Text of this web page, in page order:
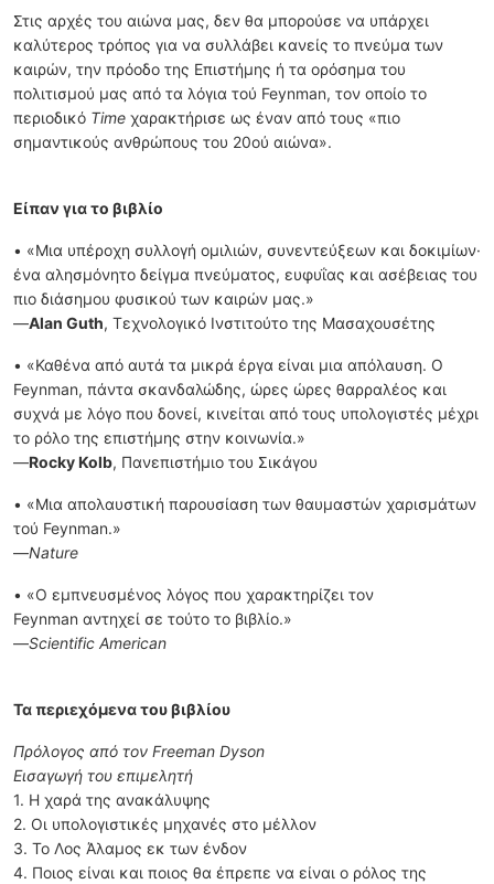
Στις αρχές του αιώνα μας, δεν θα μπορούσε να υπάρχει
καλύτερος τρόπος για να συλλάβει κανείς το πνεύμα των
καιρών, την πρόοδο της Επιστήμης ή τα ορόσημα του
πολιτισμού μας από τα λόγια τού Feynman, τον οποίο το
περιοδικό Time χαρακτήρισε ως έναν από τους «πιο
σημαντικούς ανθρώπους του 20ού αιώνα».
Είπαν για το βιβλίο
• «Μια υπέροχη συλλογή ομιλιών, συνεντεύξεων και δοκιμίων·
ένα αλησμόνητο δείγμα πνεύματος, ευφυΐας και ασέβειας του
πιο διάσημου φυσικού των καιρών μας.»
—Alan Guth, Τεχνολογικό Ινστιτούτο της Μασαχουσέτης
• «Καθένα από αυτά τα μικρά έργα είναι μια απόλαυση. Ο
Feynman, πάντα σκανδαλώδης, ώρες ώρες θαρραλέος και
συχνά με λόγο που δονεί, κινείται από τους υπολογιστές μέχρι
το ρόλο της επιστήμης στην κοινωνία.»
—Rocky Kolb, Πανεπιστήμιο του Σικάγου
• «Μια απολαυστική παρουσίαση των θαυμαστών χαρισμάτων
τού Feynman.»
—Nature
• «Ο εμπνευσμένος λόγος που χαρακτηρίζει τον
Feynman αντηχεί σε τούτο το βιβλίο.»
—Scientific American
Τα περιεχόμενα του βιβλίου
Πρόλογος από τον Freeman Dyson
Εισαγωγή του επιμελητή
1. Η χαρά της ανακάλυψης
2. Οι υπολογιστικές μηχανές στο μέλλον
3. Το Λος Άλαμος εκ των ένδον
4. Ποιος είναι και ποιος θα έπρεπε να είναι ο ρόλος της